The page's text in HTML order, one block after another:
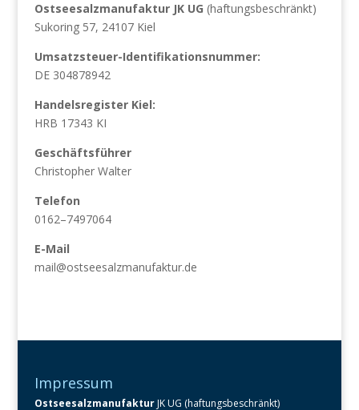
Ostseesalzmanufaktur JK UG (haftungsbeschränkt)
Sukoring 57, 24107 Kiel
Umsatzsteuer-Identifikationsnummer:
DE 304878942
Handelsregister Kiel:
HRB 17343 KI
Geschäftsführer
Christopher Walter
Telefon
0162–7497064
E-Mail
mail@ostseesalzmanufaktur.de
Impressum
OstseesalzmanufakturJK UG (haftungsbeschränkt)